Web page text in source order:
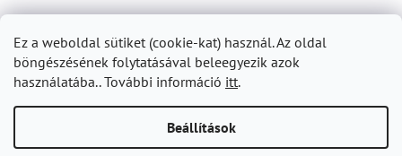
Ez a weboldal sütiket (cookie-kat) használ.Az oldal
böngészésének folytatásával beleegyezik azok
használatába.. További információ itt.
Beállítások